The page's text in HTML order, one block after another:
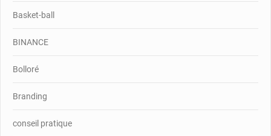
Basket-ball
BINANCE
Bolloré
Branding
conseil pratique